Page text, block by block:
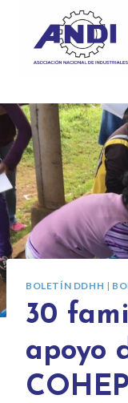
BOLETÍN DDHH |
30
apoyo